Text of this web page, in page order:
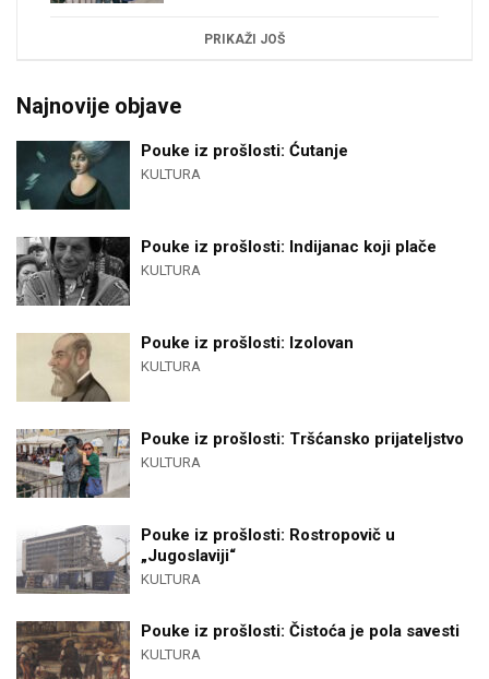
PRIKAŽI JOŠ
Najnovije objave
Pouke iz prošlosti: Ćutanje
KULTURA
Pouke iz prošlosti: Indijanac koji plače
KULTURA
Pouke iz prošlosti: Izolovan
KULTURA
Pouke iz prošlosti: Tršćansko prijateljstvo
KULTURA
Pouke iz prošlosti: Rostropovič u
„Jugoslaviji“
KULTURA
Pouke iz prošlosti: Čistoća je pola savesti
KULTURA